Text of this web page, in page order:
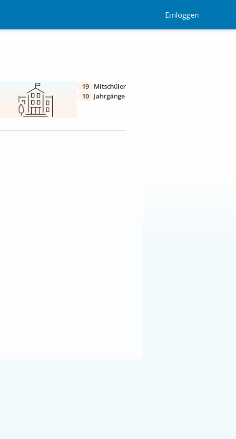
Einloggen
19
Mitschüler
10
Jahrgänge